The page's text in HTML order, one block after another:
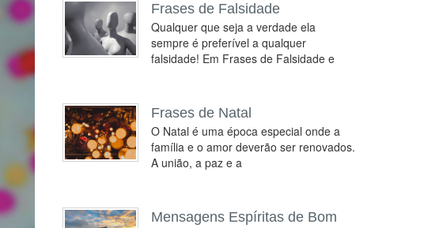
Frases de Falsidade
Qualquer que seja a verdade ela
sempre é preferível a qualquer
falsidade! Em Frases de Falsidade e
Frases de Natal
O Natal é uma época especial onde a
família e o amor deverão ser renovados.
A união, a paz e a
Mensagens Espíritas de Bom